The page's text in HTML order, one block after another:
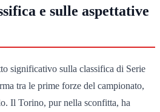
e sulle aspettative
significativo sulla classifica di Serie
tra le prime forze del campionato,
Il Torino, pur nella sconfitta, ha